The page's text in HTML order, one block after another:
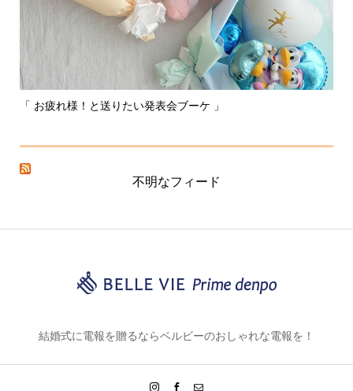
「 お疲れ様！と送りたい発表会ブーケ 」
不明なフィード
結婚式に電報を贈るならベルビーのおしゃれな電報を！